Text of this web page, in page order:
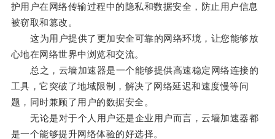
护用户在网络传输过程中的隐私和数据安全，防止用户信息
被窃取和篡改。
这为用户提供了更加安全可靠的网络环境，让您能够放
心地在网络世界中浏览和交流。
总之，云墙加速器是一个能够提供高速稳定网络连接的
工具，它突破了地域限制，解决了网络延迟和速度慢等问
题，同时兼顾了用户的数据安全。
无论是对于个人用户还是企业用户而言，云墙加速器都
是一个能够提升网络体验的好选择。